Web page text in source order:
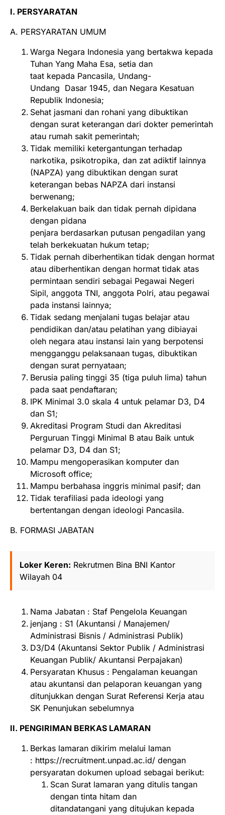
I. PERSYARATAN
A. PERSYARATAN UMUM
Warga Negara Indonesia yang bertakwa kepada
Tuhan Yang Maha Esa, setia dan
taat kepada Pancasila, Undang-
Undang Dasar 1945, dan Negara Kesatuan
Republik Indonesia;
Sehat jasmani dan rohani yang dibuktikan
dengan surat keterangan dari dokter pemerintah
atau rumah sakit pemerintah;
Tidak memiliki ketergantungan terhadap
narkotika, psikotropika, dan zat adiktif lainnya
(NAPZA) yang dibuktikan dengan surat
keterangan bebas NAPZA dari instansi
berwenang;
Berkelakuan baik dan tidak pernah dipidana
dengan pidana
penjara berdasarkan putusan pengadilan yang
telah berkekuatan hukum tetap;
Tidak pernah diberhentikan tidak dengan hormat
atau diberhentikan dengan hormat tidak atas
permintaan sendiri sebagai Pegawai Negeri
Sipil, anggota TNI, anggota Polri, atau pegawai
pada instansi lainnya;
Tidak sedang menjalani tugas belajar atau
pendidikan dan/atau pelatihan yang dibiayai
oleh negara atau instansi lain yang berpotensi
mengganggu pelaksanaan tugas, dibuktikan
dengan surat pernyataan;
Berusia paling tinggi 35 (tiga puluh lima) tahun
pada saat pendaftaran;
IPK Minimal 3.0 skala 4 untuk pelamar D3, D4
dan S1;
Akreditasi Program Studi dan Akreditasi
Perguruan Tinggi Minimal B atau Baik untuk
pelamar D3, D4 dan S1;
Mampu mengoperasikan komputer dan
Microsoft office;
Mampu berbahasa inggris minimal pasif; dan
Tidak terafiliasi pada ideologi yang
bertentangan dengan ideologi Pancasila.
B. FORMASI JABATAN
Loker Keren: Rekrutmen Bina BNI Kantor
Wilayah 04
Nama Jabatan : Staf Pengelola Keuangan
jenjang : S1 (Akuntansi / Manajemen/
Administrasi Bisnis / Administrasi Publik)
D3/D4 (Akuntansi Sektor Publik / Administrasi
Keuangan Publik/ Akuntansi Perpajakan)
Persyaratan Khusus : Pengalaman keuangan
atau akuntansi dan pelaporan keuangan yang
ditunjukkan dengan Surat Referensi Kerja atau
SK Penunjukan sebelumnya
II. PENGIRIMAN BERKAS LAMARAN
Berkas lamaran dikirim melalui laman
: https://recruitment.unpad.ac.id/ dengan
persyaratan dokumen upload sebagai berikut:
Scan Surat lamaran yang ditulis tangan
dengan tinta hitam dan
ditandatangani yang ditujukan kepada